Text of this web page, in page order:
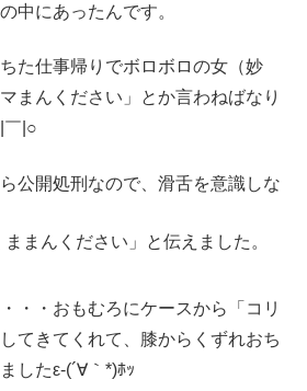
中にあったんです。
た仕事帰りでボロボロの女（妙
まんください」とか言わねばなり
￣|○
公開処刑なので、滑舌を意識しな
ままんください」と伝えました。
・・おもむろにケースから「コリ
てきてくれて、膝からくずれおち
したε-(´∀｀*)ﾎｯ